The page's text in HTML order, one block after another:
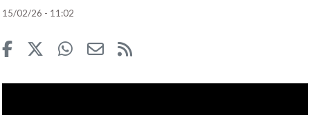
15/02/26 - 11:02